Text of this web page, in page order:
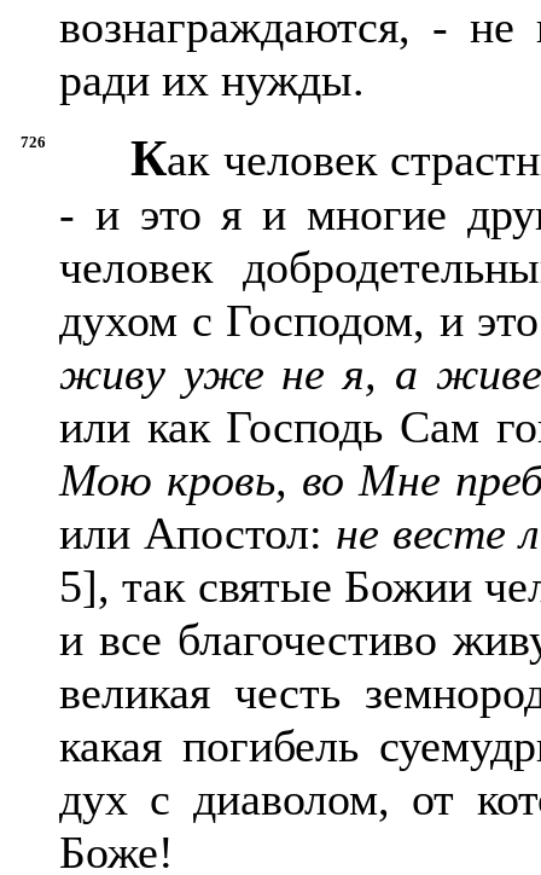
вознаграждаются, -
ради их нужды.
726 Как человек
- и это я и многие
человек
духом с Господом, и
живу уже не я, а
или как Господь Сам
Мою кровь, во Мне
или Апостол: не весте
5], так святые Божии
и все благочестиво
великая честь
какая погибель
дух с диаволом, от
Боже!